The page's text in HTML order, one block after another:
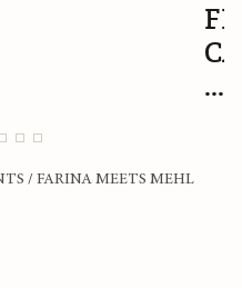
...
/ FARINA MEETS MEHL